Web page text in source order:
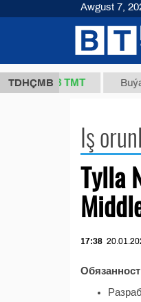
TDHÇMB
(kg.) 37,8 ТМТ
Iş
Tylla
17:38
Awgust 7,